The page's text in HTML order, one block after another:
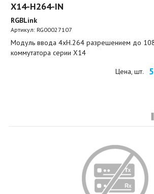
X14-H264-IN
RGBLink
Артикул: RG00027107
Модуль ввода 4xH.264 разрешением до
коммутатора серии X14
Цена, шт.